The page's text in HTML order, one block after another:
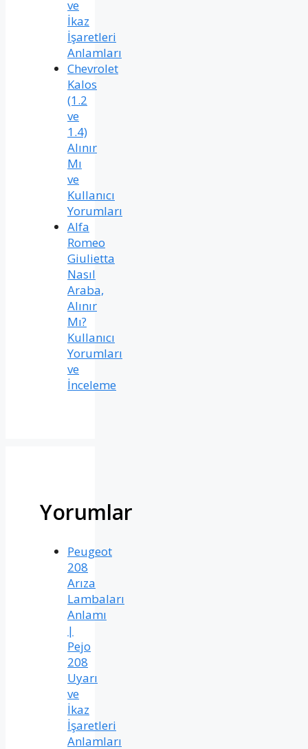
ve
İkaz
İşaretleri
Anlamları
Chevrolet
Kalos
(1.2
ve
1.4)
Alınır
Mı
ve
Kullanıcı
Yorumları
Alfa
Romeo
Giulietta
Nasıl
Araba,
Alınır
Mı?
Kullanıcı
Yorumları
ve
İnceleme
Yorumlar
Peugeot
208
Arıza
Lambaları
Anlamı
|
Pejo
208
Uyarı
ve
İkaz
İşaretleri
Anlamları